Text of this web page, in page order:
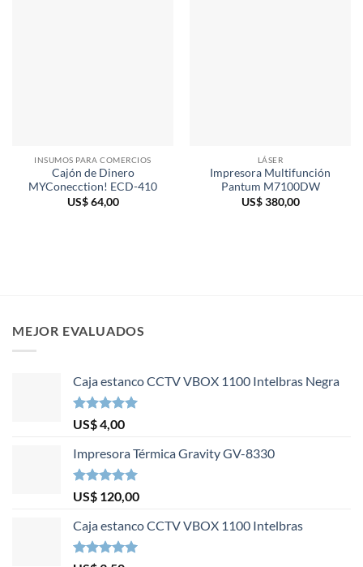
INSUMOS PARA COMERCIOS
Cajón de Dinero
MYConecction! ECD-410
US$64,00
LÁSER
Impresora Multifunción
Pantum M7100DW
US$380,00
MEJOR EVALUADOS
Caja estanco CCTV VBOX 1100 Intelbras Negra
Valorado en
5.00
de 5
US$4,00
Impresora Térmica Gravity GV-8330
Valorado en
5.00
de 5
US$ 120,00
Caja estanco CCTV VBOX 1100 Intelbras